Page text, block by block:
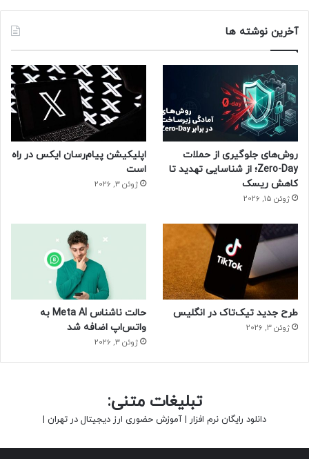
آخرین نوشته ها
روش‌های جلوگیری از حملات
Zero-Day؛ از شناسایی تهدید تا
کاهش ریسک
ژوئن 15, 2026
اپلیکیشن پیام‌رسان ایکس در راه
است
ژوئن 3, 2026
طرح جدید تیک‌تاک در انگلیس
ژوئن 3, 2026
حالت ناشناس Meta AI به
واتس‌اپ اضافه شد
ژوئن 3, 2026
تبلیغات متنی:
دانلود رایگان نرم افزار | آموزش حضوری ارز دیجیتال در تهران |